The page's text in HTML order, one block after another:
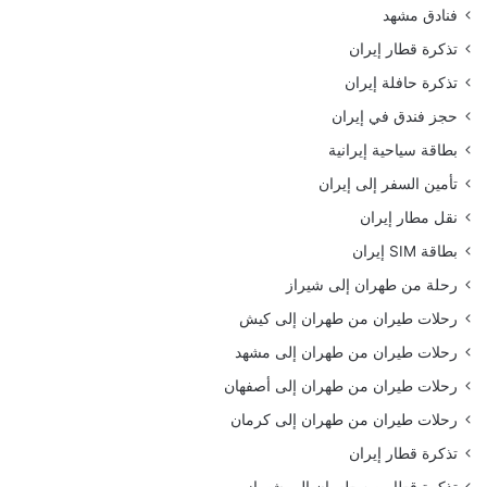
فنادق مشهد
تذكرة قطار إيران
تذكرة حافلة إيران
حجز فندق في إيران
بطاقة سياحية إيرانية
تأمين السفر إلى إيران
نقل مطار إيران
بطاقة SIM إيران
رحلة من طهران إلى شيراز
رحلات طيران من طهران إلى كيش
رحلات طيران من طهران إلى مشهد
رحلات طيران من طهران إلى أصفهان
رحلات طيران من طهران إلى كرمان
تذكرة قطار إيران